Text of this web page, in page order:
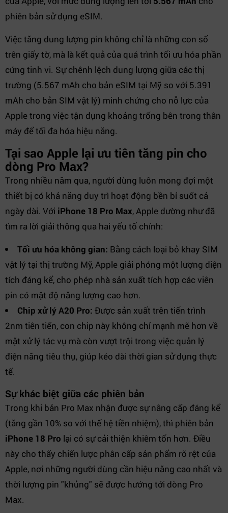
phiên bản sử dụng eSIM.
Việc tăng dung lượng pin không chỉ là những con số
trên giấy tờ, mà là kết quả của quá trình tối ưu hóa phần
cứng tinh vi. Sự chênh lệch dung lượng giữa các thị
trường (5.567 mAh cho bản eSIM tại Mỹ so với 5.391
mAh cho bản SIM vật lý) minh chứng cho nỗ lực của
Apple trong việc tận dụng khoảng trống bên trong thân
máy để tối đa hóa hiệu năng.
Tại sao Apple lại ưu tiên tăng pin cho
dòng Pro Max?
Trong nhiều năm qua, người dùng luôn mong đợi một
thiết bị có khả năng duy trì hoạt động bền bỉ suốt cả
ngày dài. Với iPhone 18 Pro Max, Apple dường như đã
tìm ra lời giải thông qua hai yếu tố chính:
Tối ưu hóa không gian: Bằng cách loại bỏ khay SIM
vật lý tại thị trường Mỹ, Apple giải phóng một lượng diện
tích đáng kể, cho phép nhà sản xuất tích hợp các viên
pin có mật độ năng lượng cao hơn.
Chip xử lý A20 Pro: Được sản xuất trên tiến trình
2nm tiên tiến, con chip này không chỉ mạnh mẽ hơn về
mặt xử lý tác vụ mà còn vượt trội trong việc quản lý
điện năng tiêu thụ, giúp kéo dài thời gian sử dụng thực
tế.
Sự khác biệt giữa các phiên bản
Trong khi bản Pro Max nhận được sự nâng cấp đáng kể
(tăng gần 10% so với thế hệ tiền nhiệm), thì phiên bản
iPhone 18 Pro lại có sự cải thiện khiêm tốn hơn. Điều
này cho thấy chiến lược phân cấp sản phẩm rõ rệt của
Apple, nơi những người dùng cần hiệu năng cao nhất và
thời lượng pin "khủng" sẽ được hướng tới dòng Pro
Max.